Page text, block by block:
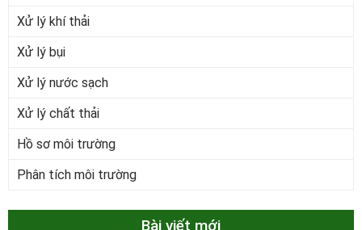
Xử lý khí thải
Xử lý bụi
Xử lý nước sạch
Xử lý chất thải
Hồ sơ môi trường
Phân tích môi trường
Bài viết mới